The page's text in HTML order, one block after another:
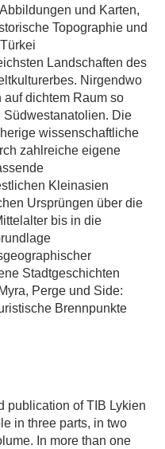
und Karten,
Topographie und
Landschaften des
Nirgendwo
dichtem Raum so
Die
wissenschaftliche
zahlreiche eigene
Kleinasien
Ursprüngen über die
bis in die
Stadtgeschichten
Perge und Side:
Brennpunkte
publication of TIB Lykien
in three parts, in two
In more than one